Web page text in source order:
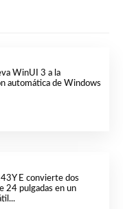
WinUI 3 a la
automática de Windows
E convierte dos
24 pulgadas en un